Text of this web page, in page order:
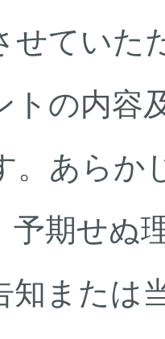
せていた
トの内
。あらか
予期せ
知または